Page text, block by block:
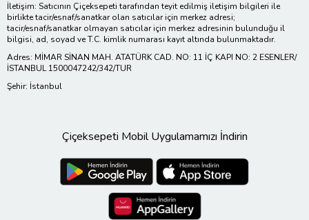
İletişim: Satıcının Çiçeksepeti tarafından teyit edilmiş iletişim bilgileri ile
birlikte tacir/esnaf/sanatkar olan satıcılar için merkez adresi;
tacir/esnaf/sanatkar olmayan satıcılar için merkez adresinin bulunduğu il
bilgisi, ad, soyad ve T.C. kimlik numarası kayıt altında bulunmaktadır.
Adres: MİMAR SİNAN MAH. ATATÜRK CAD. NO: 11 İÇ KAPI NO: 2 ESENLER/
İSTANBUL 1500047242/342/TUR
Şehir: İstanbul
Çiçeksepeti Mobil Uygulamamızı İndirin